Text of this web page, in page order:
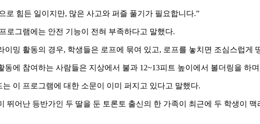
로 힘든 일이지만, 많은 사고와 퍼즐 풀기가 필요합니다.”
로그램에는 안전 기능이 전혀 부족하다고 말했다.
이밍 활동의 경우, 학생들은 로프에 묶여 있고, 로프를 놓치면 조심스럽게
동에 참여하는 사람들은 지상에서 불과 12~13피트 높이에서 볼더링을 하
는 이 프로그램에 대한 소문이 이미 퍼지고 있다고 말했다.
뛰어난 등반가인 두 딸을 둔 토론토 출신의 한 가족이 최근에 두 학생이